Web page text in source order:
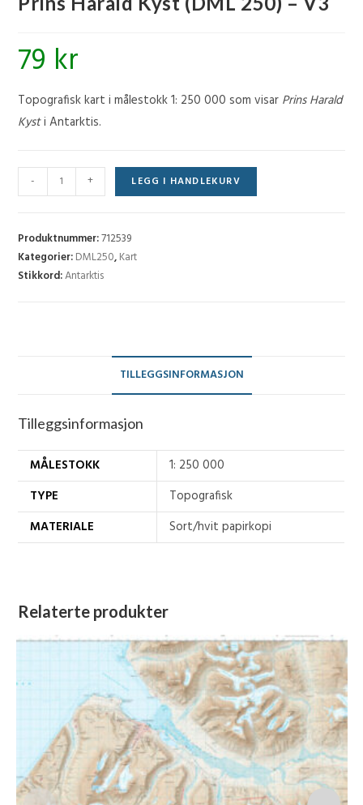
79 kr
Topografisk kart i målestokk 1: 250 000 som visar Prins Harald
Kysti Antarktis.
Prins
Harald
(DML
250) - V3
antall
- + LEGG I HANDLEKURV
Produktnummer:712539
Kategorier:DML250,Kart
Stikkord:Antarktis
TILLEGGSINFORMASJON
Tilleggsinformasjon
MÅLESTOKK
1: 250 000
TYPE
Topografisk
MATERIALE
Sort/hvit papirkopi
Relaterte produkter